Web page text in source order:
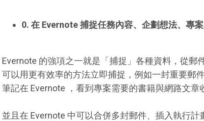
0. 在 Evernote 捕捉任務內容、企劃想法、專案
Evernote 的強項之一就是「捕捉」各種資料，從郵
可以用更有效率的方法立即捕捉，例如一封重要郵
筆記在 Evernote ，看到專案需要的書籍與網路文章
並且在 Evernote 中可以合併多封郵件、插入執行